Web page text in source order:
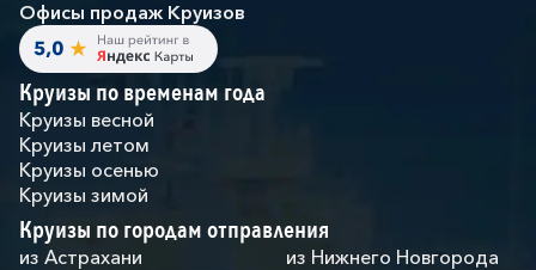
Офисы продаж Круизов
Круизы по временам года
Круизы весной
Круизы летом
Круизы осенью
Круизы зимой
Круизы по городам отправления
из Астрахани
из Нижнего Новгорода